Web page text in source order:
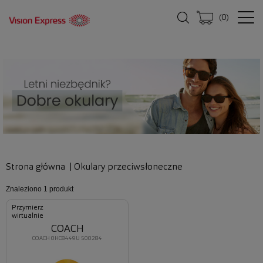
(0)
Strona główna Okulary przeciwsłoneczne
Znaleziono 1 produkt
Przymierz
wirtualnie
COACH 0HC8449U 500284
COACH